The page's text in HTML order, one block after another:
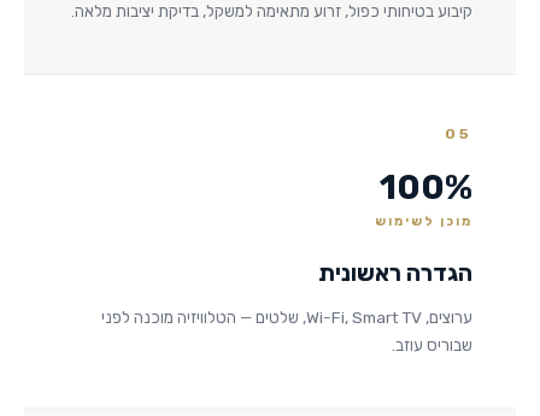
קיבוע בטיחותי כפול, זרוע מתאימה למשקל, בדיקת יציבות מלאה.
05
100%
מוכן לשימוש
הגדרה ראשונית
ערוצים, Wi-Fi, Smart TV, שלטים — הטלוויזיה מוכנה לפני
שבוריס עוזב.